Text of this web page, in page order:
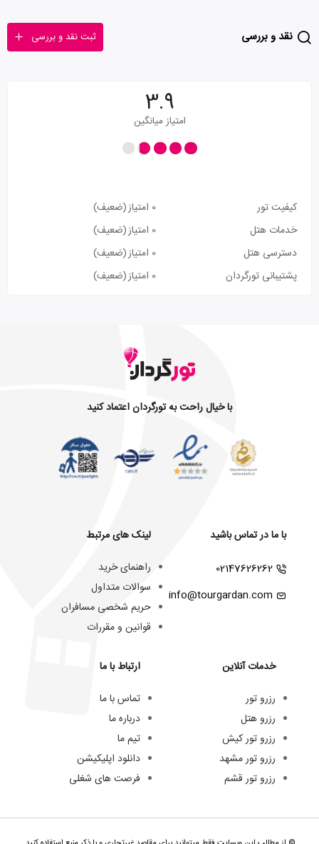
نقد و بررسی ثبت نقد و بررسی
3.9
امتیاز میانگین
کیفیت تور 0 امتیاز
(ضعیف)
خدمات هتل
0 امتیاز
(ضعیف)
دسترسی هتل
0 امتیاز
(ضعیف)
پشتیبانی تورگردان
0 امتیاز (ضعیف)
با خیال راحت به تورگردان اعتماد کنید
با ما در تماس باشید
02147626262
info@tourgardan.com
خدمات آنلاین
رزرو تور
رزرو هتل
رزرو تور کیش
رزرو تور مشهد
رزرو تور قشم
لینک های مرتبط
راهنمای خرید
سوالات متداول
حریم شخصی مسافران
قوانین و مقررات
ارتباط با ما
تماس با ما
درباره ما
تیم ما
دانلود اپلیکیشن
فرصت های شغلی